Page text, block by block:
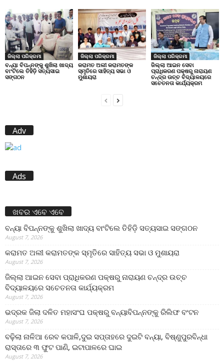
ଜିଲ୍ଲା ପରିକ୍ରମା
ବନ୍ୟା ବିପନ୍ନଙ୍କୁ ଶୁଖିଲା ଖାଦ୍ୟ
ବାଂଟିଲେ ତିହିଡି଼ ସତ୍ୟସାଇ
ସଙ୍ଗଠନ
ଜିଲ୍ଲା ପରିକ୍ରମା
କରାମତ ଅଲୀ କରାମତଙ୍କ
ସ୍ମୃତିରେ ସାହିତ୍ୟ ସଭା ଓ
ମୁଶାୟରା
ଜିଲ୍ଲା ପରିକ୍ରମା
ଜିଲ୍ଲା ଆଇନ ସେବା
ପ୍ରାଧିକରଣ ପକ୍ଷରୁ ନାରାୟଣ
ଚନ୍ଦ୍ର ଉଚ୍ଚ ବିଦ୍ୟାଳୟରେ
ସଚେତନତା କାର୍ଯ୍ୟକ୍ରମ
Adv
Ads
ଖବର ଏବେ ଏବେ
ବନ୍ୟା ବିପନ୍ନଙ୍କୁ ଶୁଖିଲା ଖାଦ୍ୟ ବାଂଟିଲେ ତିହିଡି଼ ସତ୍ୟସାଇ ସଙ୍ଗଠନ
August 7, 2026
କରାମତ ଅଲୀ କରାମତଙ୍କ ସ୍ମୃତିରେ ସାହିତ୍ୟ ସଭା ଓ ମୁଶାୟରା
August 7, 2026
ଜିଲ୍ଲା ଆଇନ ସେବା ପ୍ରାଧିକରଣ ପକ୍ଷରୁ ନାରାୟଣ ଚନ୍ଦ୍ର ଉଚ୍ଚ
ବିଦ୍ୟାଳୟରେ ସଚେତନତା କାର୍ଯ୍ୟକ୍ରମ
August 7, 2026
ଭଦ୍ରକ ଜିଲା ଦଳିତ ମହାସଂଘ ପକ୍ଷରୁ ବନ୍ୟାବିପନ୍ନଙ୍କୁ ରିଲିଫ ବଂଟନ
August 7, 2026
ବଢ଼ିଲା ନାଳିଆ ରେବ କପାଳି,ଦୁଇ ସପ୍ତାହରେ ଦୁଇଟି ବନ୍ୟା, ବିଷ୍ଣୁପୁରବିନ୍ଧା
ରାସ୍ତାରେ ୩ ଫୁଟ ପାଣି, ଇଟାପାଳରେ ଘାଇ
August 7, 2026